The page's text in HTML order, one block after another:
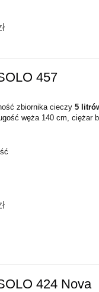
457
zbiornika cieczy 5
węża 140 cm, ciężar
424 Nova